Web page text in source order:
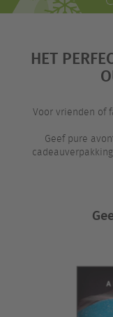
HET
Voor vrienden of
Geef pure